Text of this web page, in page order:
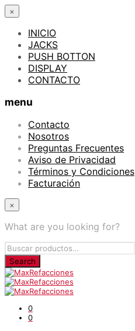
×
INICIO
JACKS
PUSH BOTTON
DISPLAY
CONTACTO
menu
Contacto
Nosotros
Preguntas Frecuentes
Aviso de Privacidad
Términos y Condiciones
Facturación
×
What are you looking for?
0
0